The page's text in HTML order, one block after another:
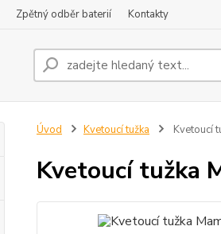
Zpětný odběr baterií Kontakty
Úvod Kvetoucí tužka Kvetoucí
Kvetoucí tužka